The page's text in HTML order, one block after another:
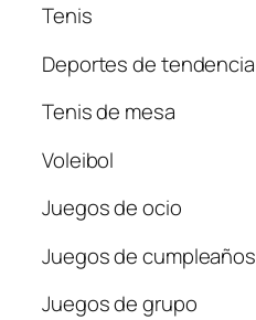
Tenis
Deportes de tendencia
Tenis de mesa
Voleibol
Juegos de ocio
Juegos de cumpleaños
Juegos de grupo